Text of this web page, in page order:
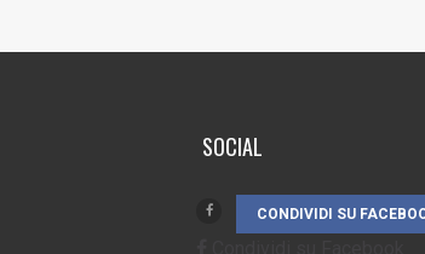
SOCIAL
CONDIVIDI SU